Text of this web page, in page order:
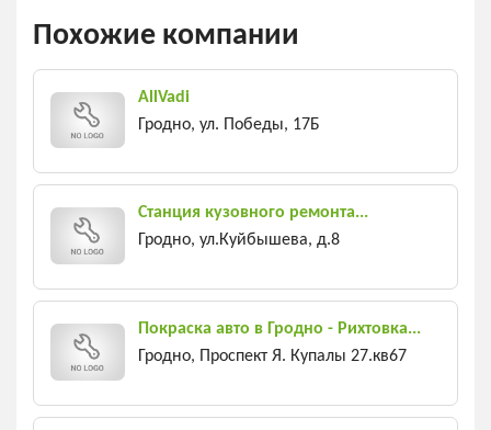
Похожие компании
AllVadi
Гродно, ул. Победы, 17Б
Станция кузовного ремонта...
Гродно, ул.Куйбышева, д.8
Покраска авто в Гродно - Рихтовка...
Гродно, Проспект Я. Купалы 27.кв67